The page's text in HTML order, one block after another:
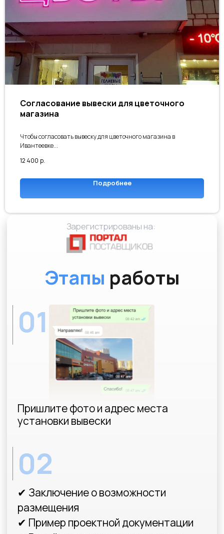
Согласование вывески для цветочного
магазина
Чтобы согласовать вывеску для цветочного магазина в
Ивантеевке...
12 400 р.
Подробнее
Филипп Беляков